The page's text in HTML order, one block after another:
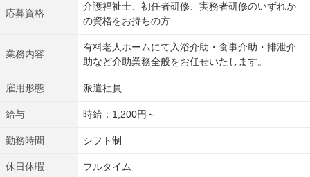
応募資格
介護福祉士、初任者研修、実務者研修のいずれか
の資格をお持ちの方
業務内容
有料老人ホームにて入浴介助・食事介助・排泄介
助など介助業務全般をお任せいたします。
雇用形態 派遣社員
給与 時給：1,200円～
勤務時間 シフト制
休日休暇 フルタイム